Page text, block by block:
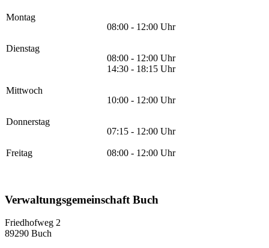
Montag
08:00 - 12:00 Uhr
Dienstag
08:00 - 12:00 Uhr
14:30 - 18:15 Uhr
Mittwoch
10:00 - 12:00 Uhr
Donnerstag
07:15 - 12:00 Uhr
Freitag 08:00 - 12:00 Uhr
Verwaltungsgemeinschaft Buch
Friedhofweg 2
89290 Buch